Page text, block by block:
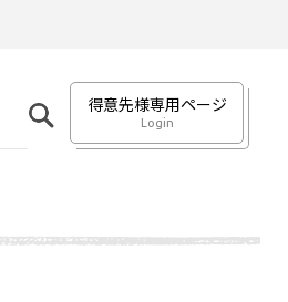
得意先様専用ページ
Login